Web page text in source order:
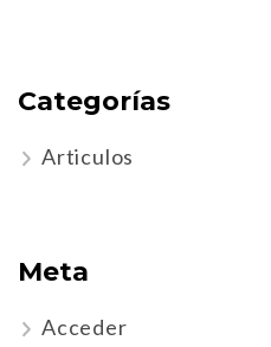
Categorías
Articulos
Meta
Acceder